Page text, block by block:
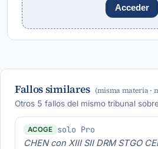
Acceder
Fallos similares (misma materia ·
Otros 5 fallos del mismo tribunal
ACOGE solo Pro
CHEN con XIII SII DRM STGO